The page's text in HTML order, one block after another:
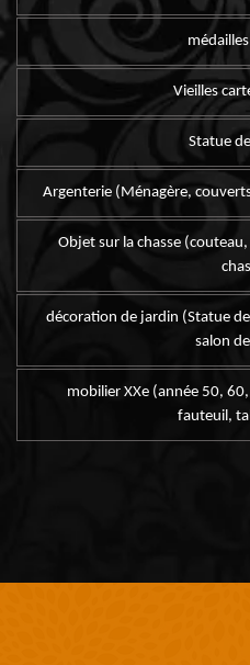
Vieilles
Statue
Argenterie (Ménagère,
Objet sur la chasse
décoration de jardin (Statue
salon
mobilier XXe (année 50,
fauteuil,